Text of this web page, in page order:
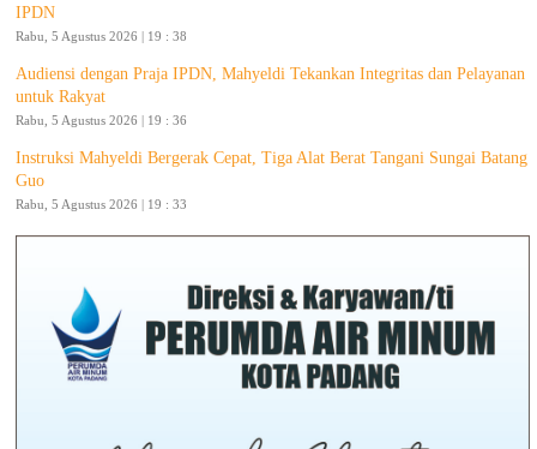
IPDN
Rabu, 5 Agustus 2026 | 19 : 38
Audiensi dengan Praja IPDN, Mahyeldi Tekankan Integritas dan Pelayanan
untuk Rakyat
Rabu, 5 Agustus 2026 | 19 : 36
Instruksi Mahyeldi Bergerak Cepat, Tiga Alat Berat Tangani Sungai Batang
Guo
Rabu, 5 Agustus 2026 | 19 : 33